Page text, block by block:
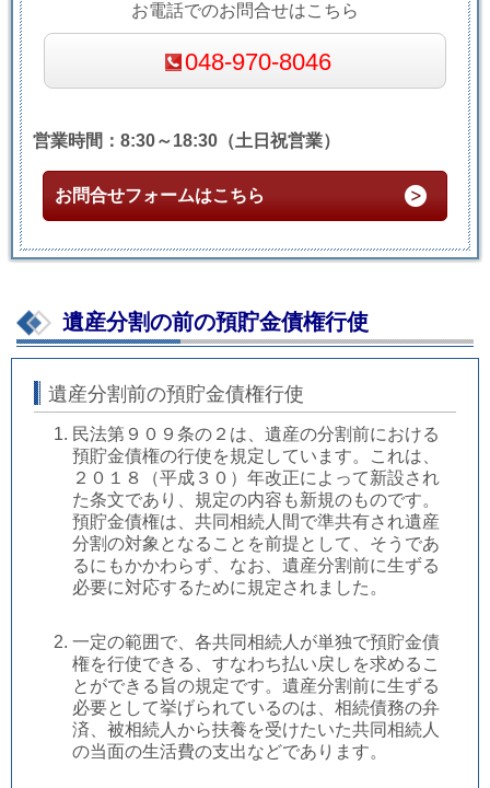
お電話でのお問合せはこちら
048-970-8046
営業時間：8:30～18:30（土日祝営業）
お問合せフォームはこちら
遺産分割の前の預貯金債権行使
遺産分割前の預貯金債権行使
民法第９０９条の２は、遺産の分割前における
預貯金債権の行使を規定しています。これは、
２０１８（平成３０）年改正によって新設され
た条文であり、規定の内容も新規のものです。
預貯金債権は、共同相続人間で準共有され遺産
分割の対象となることを前提として、そうであ
るにもかかわらず、なお、遺産分割前に生ずる
必要に対応するために規定されました。
一定の範囲で、各共同相続人が単独で預貯金債
権を行使できる、すなわち払い戻しを求めるこ
とができる旨の規定です。遺産分割前に生ずる
必要として挙げられているのは、相続債務の弁
済、被相続人から扶養を受けたいた共同相続人
の当面の生活費の支出などであります。